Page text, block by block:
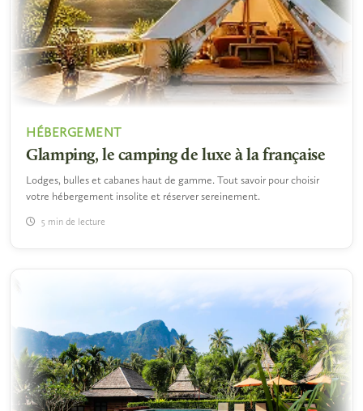
HÉBERGEMENT
Glamping, le camping de luxe à la française
Lodges, bulles et cabanes haut de gamme. Tout savoir pour choisir
votre hébergement insolite et réserver sereinement.
5 min de lecture